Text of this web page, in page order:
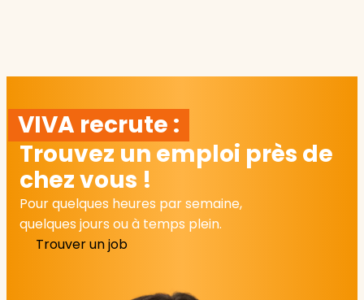
VIVA recrute :
Trouvez un emploi près de
chez vous !
Pour quelques heures par semaine,
quelques jours ou à temps plein.
Trouver un job